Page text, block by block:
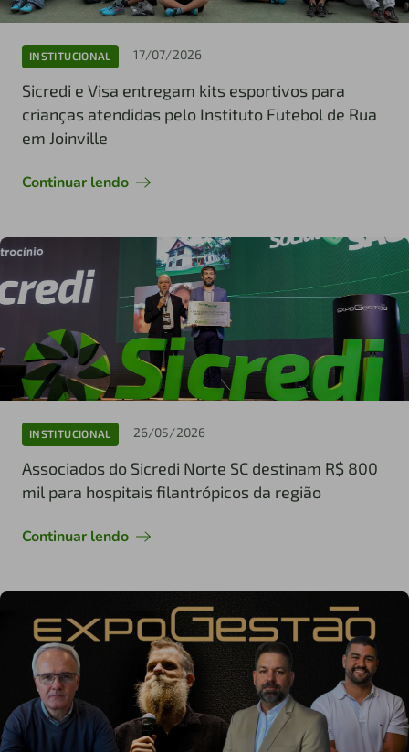
INSTITUCIONAL 17/07/2026
Sicredi e Visa entregam kits esportivos para
crianças atendidas pelo Instituto Futebol de Rua
em Joinville
Continuar lendo
INSTITUCIONAL 26/05/2026
Associados do Sicredi Norte SC destinam R$ 800
mil para hospitais filantrópicos da região
Continuar lendo